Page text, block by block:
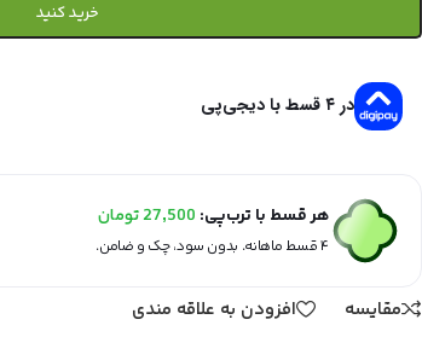
خرید کنید
در ۴ قسط با دیجی‌پی
هر قسط با ترب‌پی: 27,500تومان
۴ قسط ماهانه. بدون سود، چک و ضامن.
مقایسه افزودن به علاقه مندی